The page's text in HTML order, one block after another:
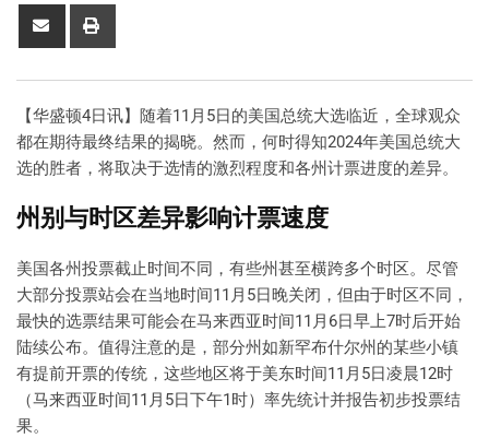
【华盛顿4日讯】随着11月5日的美国总统大选临近，全球观众
都在期待最终结果的揭晓。然而，何时得知2024年美国总统大
选的胜者，将取决于选情的激烈程度和各州计票进度的差异。
州别与时区差异影响计票速度
美国各州投票截止时间不同，有些州甚至横跨多个时区。尽管
大部分投票站会在当地时间11月5日晚关闭，但由于时区不同，
最快的选票结果可能会在马来西亚时间11月6日早上7时后开始
陆续公布。值得注意的是，部分州如新罕布什尔州的某些小镇
有提前开票的传统，这些地区将于美东时间11月5日凌晨12时
（马来西亚时间11月5日下午1时）率先统计并报告初步投票结
果。